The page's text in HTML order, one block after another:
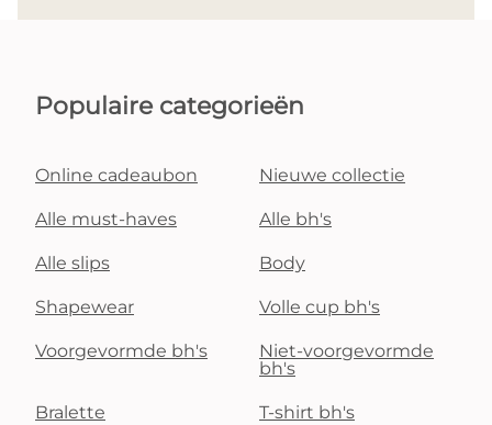
Populaire categorieën
Online cadeaubon Nieuwe collectie
Alle must-haves Alle bh's
Alle slips Body
Shapewear Volle cup bh's
Voorgevormde bh's
Niet-voorgevormde
bh's
Bralette T-shirt bh's